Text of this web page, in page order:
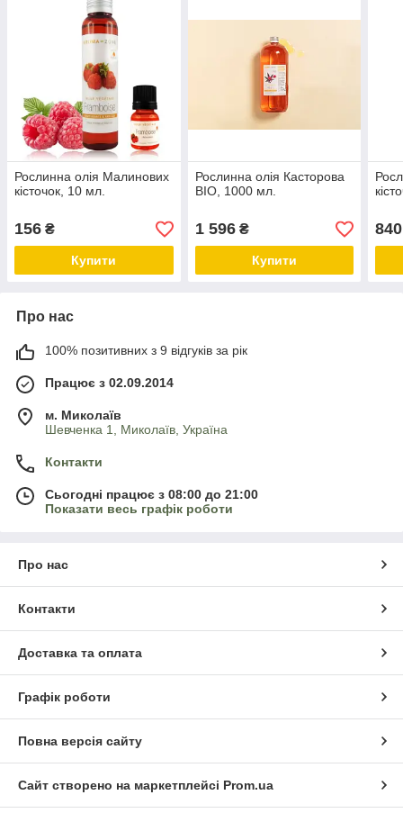
Рослинна олія Малинових
кісточок, 10 мл.
156 ₴
Купити
Рослинна олія Касторова
BIO, 1000 мл.
1 596₴
Купити
840
Про нас
100% позитивних з 9 відгуків за рік
Працює з 02.09.2014
м. Миколаїв
Шевченка 1, Миколаїв, Україна
Контакти
Сьогодні працює з 08:00 до 21:00
Показати весь графік роботи
Про нас
Контакти
Доставка та оплата
Графік роботи
Повна версія сайту
Сайт створено на маркетплейсі Prom.ua